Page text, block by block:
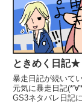
ときめく日記★
暴走日記が続いて
元気に暴走日記
GS3ネタバレ日記